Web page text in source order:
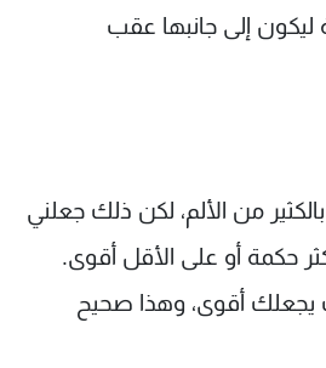
ليكون إلى جانبها عقب
من الألم، لكن ذلك جعلني
حكمة أو على الأقل أقوى.
يجعلك أقوى، وهذا صحيح